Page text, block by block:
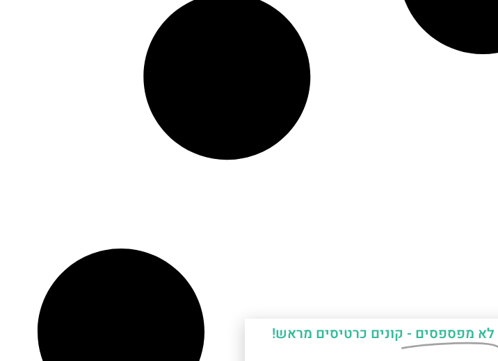
לא מפספסים - קונים כרטיסים מראש!